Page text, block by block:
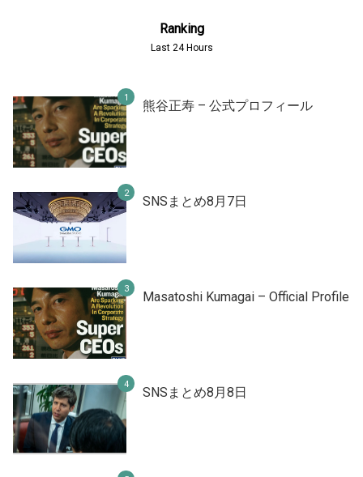
Ranking
Last 24 Hours
熊谷正寿 – 公式プロフィール
SNSまとめ8月7日
Masatoshi Kumagai – Official Profile
SNSまとめ8月8日